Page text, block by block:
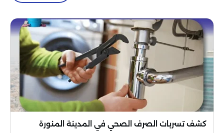
كشف تسربات الصرف الصحي في المدينة المنورة